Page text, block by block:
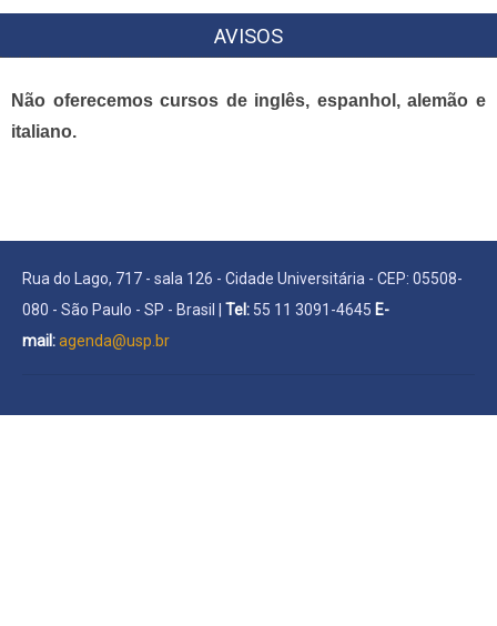
AVISOS
Não oferecemos cursos de inglês, espanhol, alemão e
italiano.
Rua do Lago, 717 - sala 126 - Cidade Universitária - CEP: 05508-
080 - São Paulo - SP - Brasil | Tel: 55 11 3091-4645 E-
mail:agenda@usp.br